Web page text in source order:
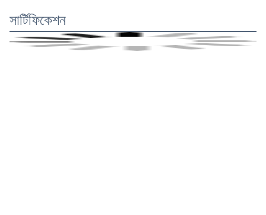
সার্টিফিকেশন